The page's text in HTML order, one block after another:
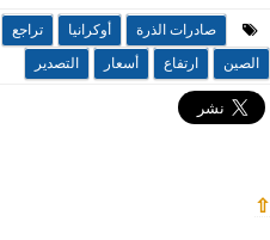
صادرات الذرة أوكرانيا تراجع
الصين
ارتفاع أسعار التصدير
⇧